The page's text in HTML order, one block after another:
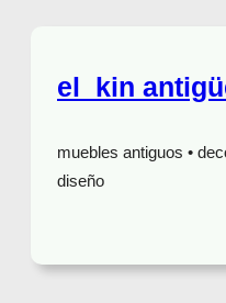
el_kin
muebles antiguos •
diseño